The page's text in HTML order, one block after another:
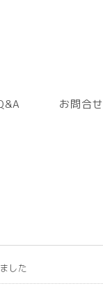
お問合せ
した